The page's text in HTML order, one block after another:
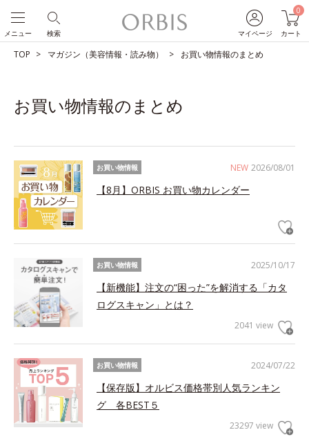
マイページ
0
カート
検索
メニュー
TOP マガジン（美容情報・読み物） お買い物情報のまとめ
お買い物情報のまとめ
NEW 2026/08/01
お買い物情報
【8月】ORBIS お買い物カレンダー
2025/10/17
お買い物情報
【新機能】注文の“困った”を解消する「カタ
ログスキャン」とは？
2041 view
2024/07/22
お買い物情報
【保存版】オルビス価格帯別人気ランキン
グ 各BEST５
23297 view